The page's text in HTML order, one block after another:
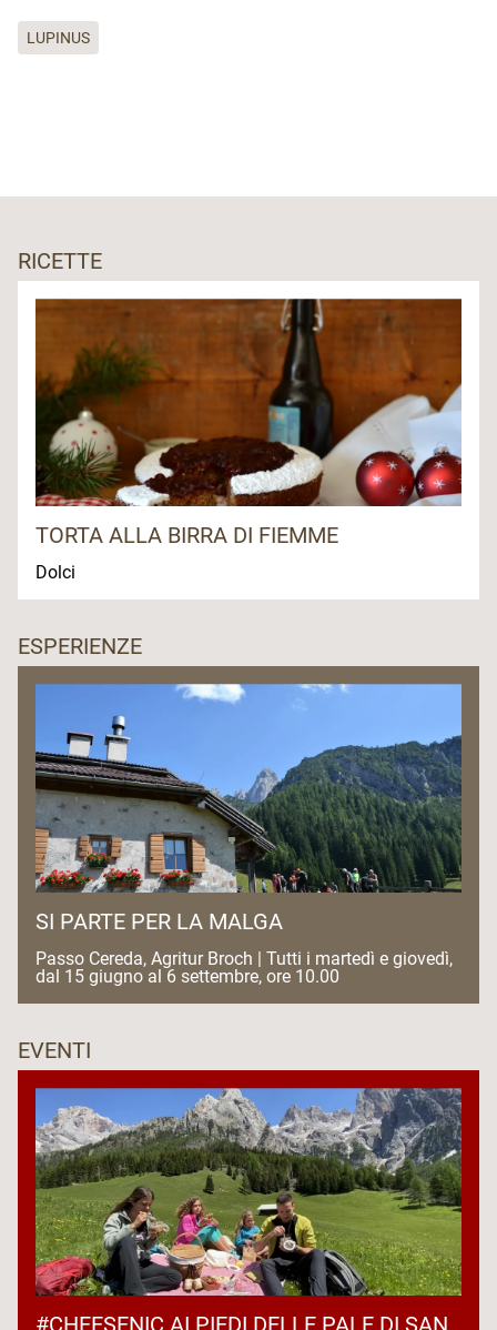
LUPINUS
RICETTE
TORTA ALLA BIRRA DI FIEMME
Dolci
ESPERIENZE
SI PARTE PER LA MALGA
Passo Cereda, Agritur Broch | Tutti i martedì e giovedì,
dal 15 giugno al 6 settembre, ore 10.00
EVENTI